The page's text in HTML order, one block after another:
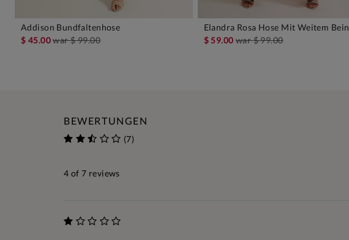
IN DEN WARENKORB
Addison Bundfaltenhose
$ 45.00war$ 99.00 IN DEN WARENKORB
Elandra Rosa Hose Mit Weitem Bein
$ 59.00 war$ 99.00
BEWERTUNGEN
(7)
4 of 7 reviews